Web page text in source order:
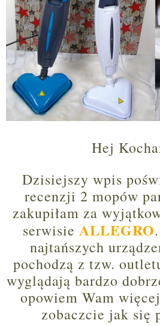
Hej
Dzisiejszy wpis
recenzji 2 mopów
zakupiłam za
serwisie ALLEGRO
najtańszych
pochodzą z tzw.
wyglądają bardzo
opowiem Wam
zobaczcie jak się